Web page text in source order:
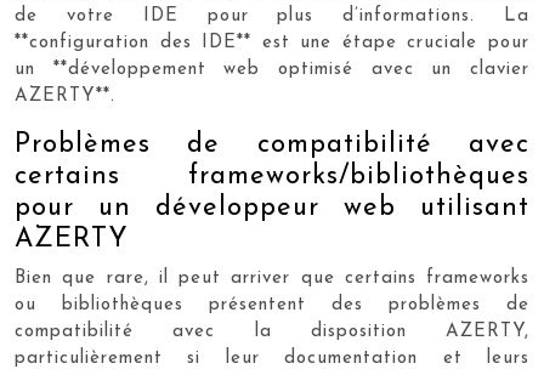
de votre IDE pour plus d’informations. La
**configuration des IDE** est une étape cruciale pour
un **développement web optimisé avec un clavier
AZERTY**.
Problèmes de compatibilité avec
certains frameworks/bibliothèques
pour un développeur web utilisant
AZERTY
Bien que rare, il peut arriver que certains frameworks
ou bibliothèques présentent des problèmes de
compatibilité avec la disposition AZERTY,
particulièrement si leur documentation et leurs